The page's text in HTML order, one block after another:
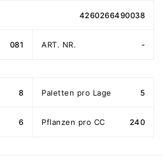
4260266490038
081 ART. NR. -
8 Paletten pro Lage 5
6 Pflanzen pro CC 240